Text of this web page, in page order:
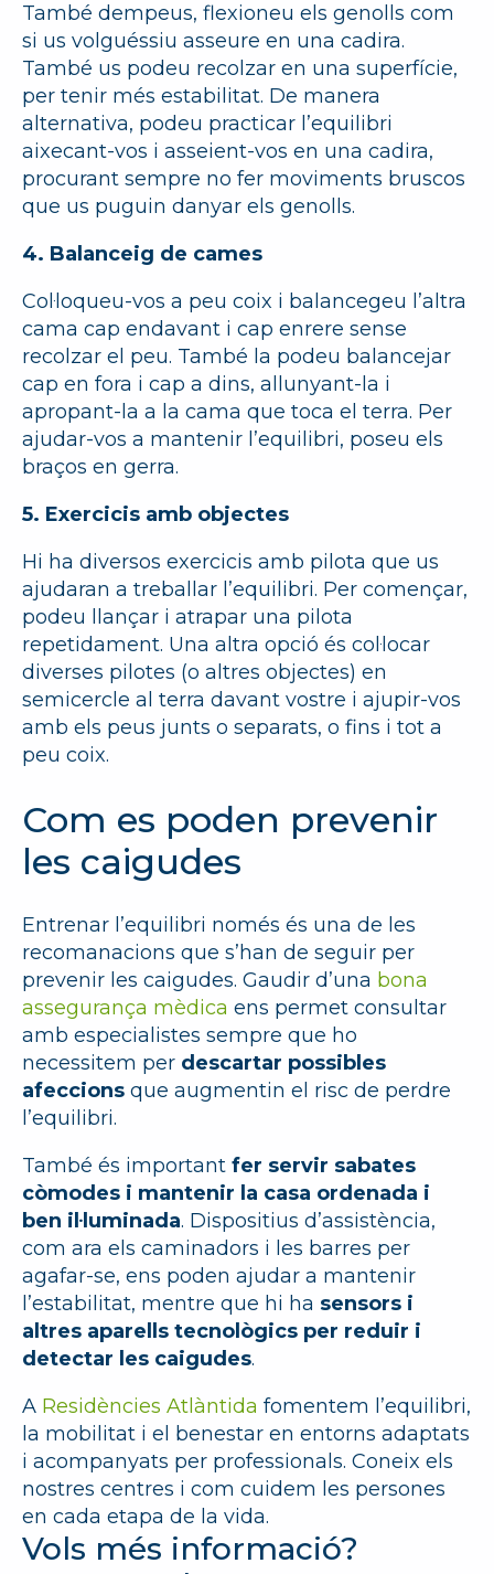
També dempeus, flexioneu els genolls com
si us volguéssiu asseure en una cadira.
També us podeu recolzar en una superfície,
per tenir més estabilitat. De manera
alternativa, podeu practicar l’equilibri
aixecant-vos i asseient-vos en una cadira,
procurant sempre no fer moviments bruscos
que us puguin danyar els genolls.
4. Balanceig de cames
Col·loqueu-vos a peu coix i balancegeu l’altra
cama cap endavant i cap enrere sense
recolzar el peu. També la podeu balancejar
cap en fora i cap a dins, allunyant-la i
apropant-la a la cama que toca el terra. Per
ajudar-vos a mantenir l’equilibri, poseu els
braços en gerra.
5. Exercicis amb objectes
Hi ha diversos exercicis amb pilota que us
ajudaran a treballar l’equilibri. Per començar,
podeu llançar i atrapar una pilota
repetidament. Una altra opció és col·locar
diverses pilotes (o altres objectes) en
semicercle al terra davant vostre i ajupir-vos
amb els peus junts o separats, o fins i tot a
peu coix.
Com es poden prevenir
les caigudes
Entrenar l’equilibri només és una de les
recomanacions que s’han de seguir per
prevenir les caigudes. Gaudir d’una bona
assegurança mèdica ens permet consultar
amb especialistes sempre que ho
necessitem per descartar possibles
afeccions que augmentin el risc de perdre
l’equilibri.
També és important fer servir sabates
còmodes i mantenir la casa ordenada i
ben il·luminada. Dispositius d’assistència,
com ara els caminadors i les barres per
agafar-se, ens poden ajudar a mantenir
l’estabilitat, mentre que hi ha sensors i
altres aparells tecnològics per reduir i
detectar les caigudes.
A Residències Atlàntida fomentem l’equilibri,
la mobilitat i el benestar en entorns adaptats
i acompanyats per professionals. Coneix els
nostres centres i com cuidem les persones
en cada etapa de la vida.
Vols més informació?